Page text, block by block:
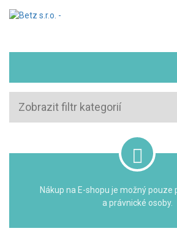
Zobrazit filtr kategorií
Nákup na E-shopu je možný pouze
a právnické osoby.